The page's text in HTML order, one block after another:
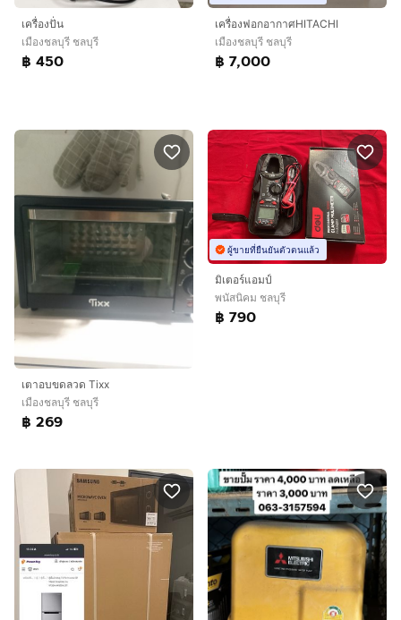
เครื่องปั่น
เมืองชลบุรี ชลบุรี
฿ 450
เครื่องฟอกอากาศHITACHI
เมืองชลบุรี ชลบุรี
฿ 7,000
เตาอบขดลวด Tixx
เมืองชลบุรี ชลบุรี
฿ 269
ผู้ขายที่ยืนยันตัวตนแล้ว
มิเตอร์แอมป์
พนัสนิคม ชลบุรี
฿ 790